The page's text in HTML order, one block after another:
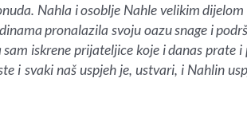
Nahla i osoblje Nahle velikim
pronalazila svoju oazu snage i
iskrene prijateljice koje i danas prate
i svaki naš uspjeh je, ustvari, i Nahlin